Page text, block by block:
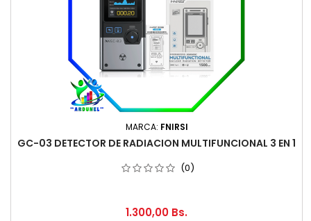
MARCA: FNIRSI
GC-03 DETECTOR DE RADIACION MULTIFUNCIONAL 3 EN 1
(0)
1.300,00 Bs.